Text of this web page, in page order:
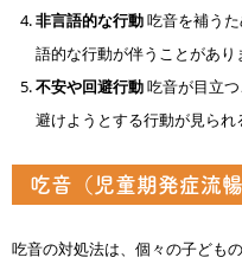
非言語的な行動吃音を補うた
語的な行動が伴うことがあり
不安や回避行動吃音が目立つ
避けようとする行動が見られ
吃音（児童期発症流
吃音の対処法は、個々の子ども